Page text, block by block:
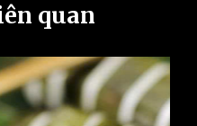
quan